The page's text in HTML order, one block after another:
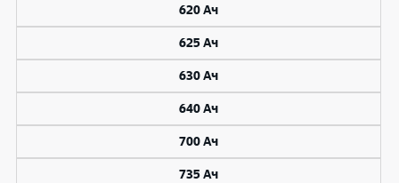
620 Ач
625 Ач
630 Ач
640 Ач
700 Ач
735 Ач